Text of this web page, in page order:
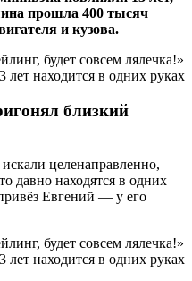
прошла 400 тысяч
и кузова.
близкий
целенаправленно,
давно находятся в одних
Евгений — у его